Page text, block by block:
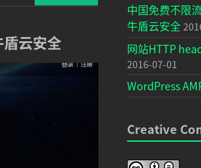
云安全
中国免费不限
牛盾云安全
网站HTTP
2016-07-01
WordPress
Creative